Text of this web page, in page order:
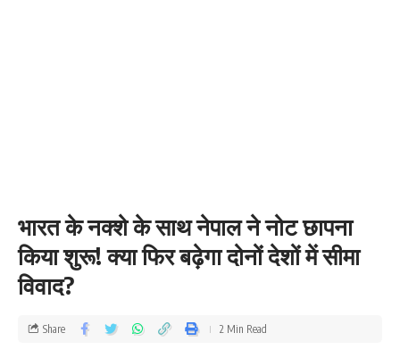
भारत के नक्शे के साथ नेपाल ने नोट छापना
किया शुरू! क्या फिर बढ़ेगा दोनों देशों में सीमा
विवाद?
Share 2 Min Read